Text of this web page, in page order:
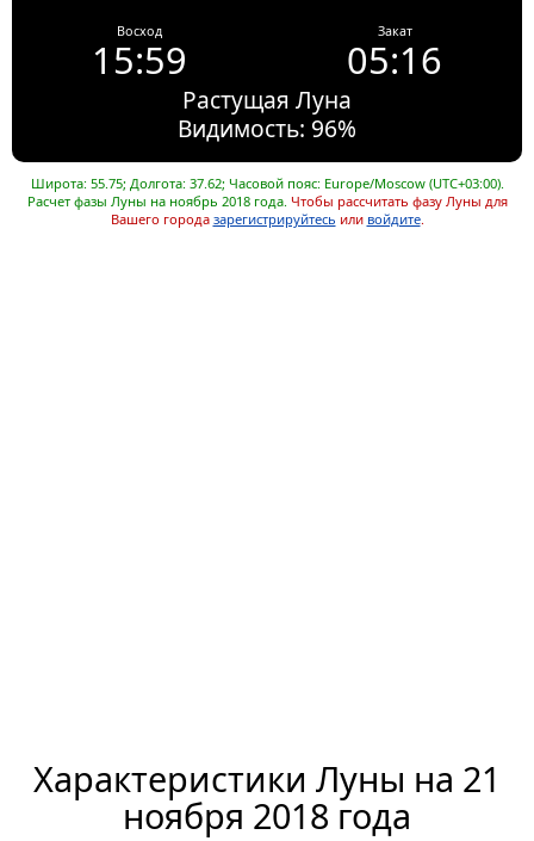
Восход
15:59
Закат
05:16
Растущая Луна
Видимость: 96%
Широта: 55.75; Долгота: 37.62; Часовой пояс: Europe/Moscow (UTC+03:00).
Расчет фазы Луны на ноябрь 2018 года. Чтобы рассчитать фазу Луны для
Вашего города зарегистрируйтесь или войдите.
Характеристики Луны на 21
ноября 2018 года